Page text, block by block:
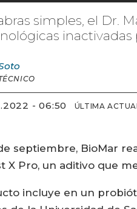
simples, el Dr.
inactivadas
- 06:50 ÚLTIMA
septiembre, BioMar
X Pro, un aditivo que
incluye en un